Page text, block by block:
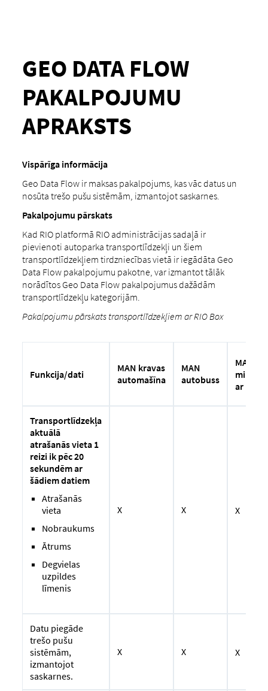
GEO DATA FLOW
PAKALPOJUMU
APRAKSTS
Vispārīga informācija
Geo Data Flow ir maksas pakalpojums, kas vāc datus un
nosūta trešo pušu sistēmām, izmantojot saskarnes.
Pakalpojumu pārskats
Kad RIO platformā RIO administrācijas sadaļā ir
pievienoti autoparka transportlīdzekļi un šiem
transportlīdzekļiem tirdzniecības vietā ir iegādāta Geo
Data Flow pakalpojumu pakotne, var izmantot tālāk
norādītos Geo Data Flow pakalpojumus dažādām
transportlīdzekļu kategorijām.
Pakalpojumu pārskats transportlīdzekļiem ar RIO Box
Funkcija/dati
MAN kravas
automašīna
MAN
autobuss
MAN
ar RIO
Transportlīdzekļa
aktuālā
atrašanās vieta 1
reizi ik pēc 20
sekundēm ar
šādiem datiem
Atrašanās
vieta
Nobraukums
Ātrums
Degvielas
uzpildes
līmenis
X X X
Datu piegāde
trešo pušu
sistēmām,
izmantojot
saskarnes.
X X X